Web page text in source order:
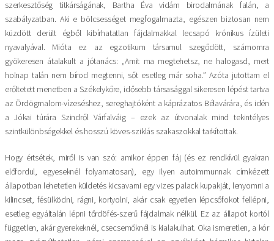
szerkesztőség titkárságának, Bartha Éva vidám birodalmának falán, a
szabályzatban. Aki e bölcsességet megfogalmazta, egészen biztosan nem
küzdött derült égből kibírhatatlan fájdalmakkal lecsapó krónikus ízületi
nyavalyával. Mióta ez az egzotikum társamul szegődött, számomra
gyökeresen átalakult a jótanács: „Amit ma megtehetsz, ne halogasd, mert
holnap talán nem bírod megtenni, sőt esetleg már soha.” Azóta jutottam el
erőltetett menetben a Székelykőre, idősebb társasággal sikeresen lépést tartva
az Ördögmalom-vízeséshez, sereghajtóként a káprázatos Bélavárára, és idén
a Jókai túrára Szindről Várfalváig – ezek az útvonalak mind tekintélyes
szintkülönbségekkel és hosszú köves-sziklás szakaszokkal tarkítottak.
Hogy értsétek, miről is van szó: amikor éppen fáj (és ez rendkívül gyakran
előfordul, egyeseknél folyamatosan), egy ilyen autoimmunnak címkézett
állapotban lehetetlen küldetés kicsavarni egy vizes palack kupakját, lenyomni a
kilincset, fésülködni, rágni, kortyolni, akár csak egyetlen lépcsőfokot fellépni,
esetleg egyáltalán lépni tőrdöfés-szerű fájdalmak nélkül. Ez az állapot kortól
független, akár gyerekeknél, csecsemőknél is kialakulhat. Oka ismeretlen, a kór